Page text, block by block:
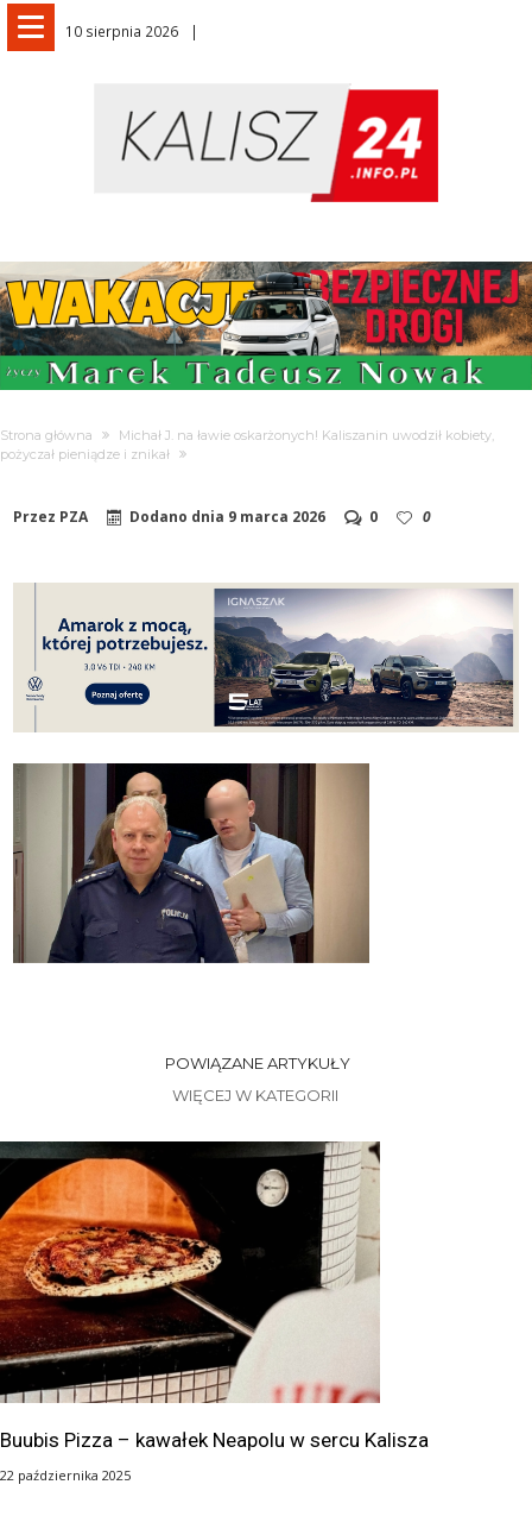
10 sierpnia 2026
Strona główna
Michał J. na ławie oskarżonych! Kaliszanin uwodził kobiety,
pożyczał pieniądze i znikał
Przez PZA Dodano dnia 9 marca 2026 0 0
POWIĄZANE ARTYKUŁY
WIĘCEJ W KATEGORII
Buubis Pizza – kawałek Neapolu w sercu Kalisza
22 października 2025